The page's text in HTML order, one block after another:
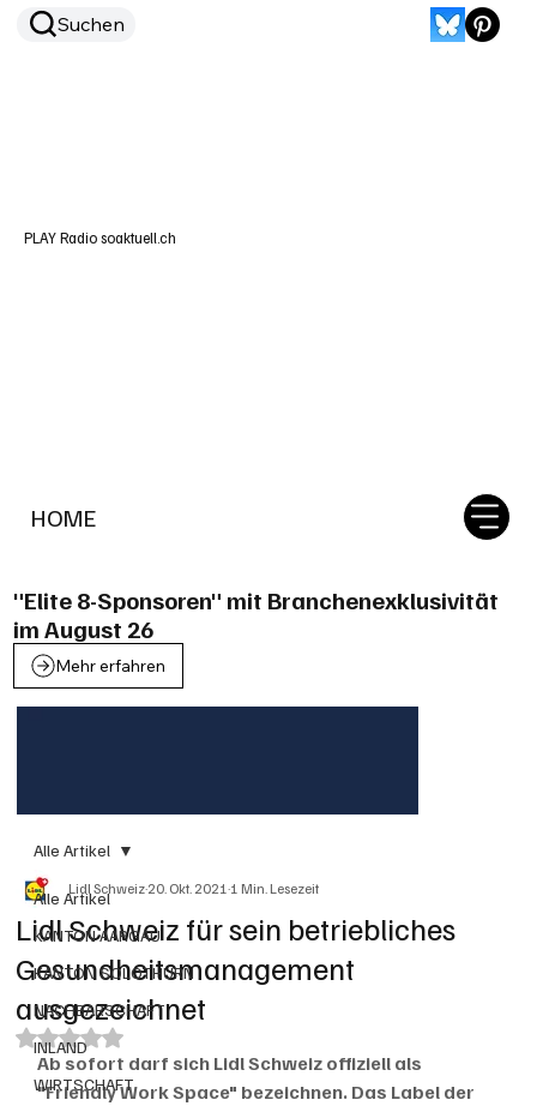
HOME
Suchen
PLAY Radio soaktuell.ch
"Elite 8-Sponsoren" mit Branchenexklusivität
im August 26
Mehr erfahren
Alle Artikel
KANTON AARGAU
KANTON SOLOTHURN
NACHBARSCHAFT
INLAND
WIRTSCHAFT
Alle Artikel
Lidl Schweiz für sein betriebliches
Gesundheitsmanagement
ausgezeichnet
Lidl Schweiz20. Okt. 20211 Min. Lesezeit
Mit NaN von 5 Sternen bewertet.
Ab sofort darf sich Lidl Schweiz offiziell als
"Friendly Work Space" bezeichnen. Das Label der